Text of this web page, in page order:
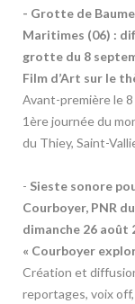
- Grotte de
Maritimes (06) :
grotte du 8
Film d’Art sur le
Avant-première le 8
1ère journée du
du Thiey, Saint-
- Sieste sonore
Courboyer, PNR
dimanche 26 août
« Courboyer
Création et
reportages, voix